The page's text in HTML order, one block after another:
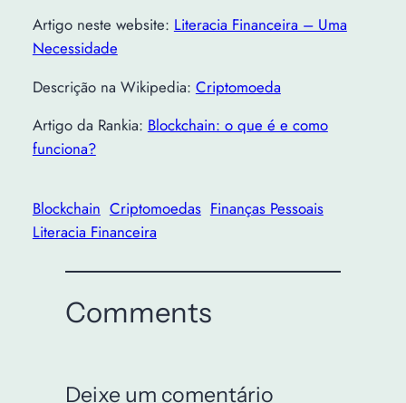
Artigo neste website: Literacia Financeira – Uma
Necessidade
Descrição na Wikipedia: Criptomoeda
Artigo da Rankia: Blockchain: o que é e como
funciona?
Blockchain Criptomoedas Finanças Pessoais
Literacia Financeira
Comments
Deixe um comentário